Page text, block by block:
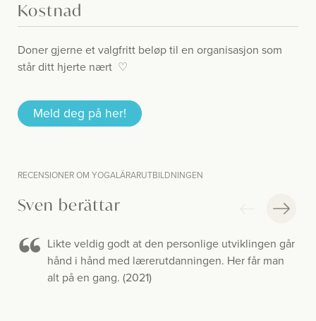
Kostnad
Doner gjerne et valgfritt beløp til en organisasjon som
står ditt hjerte nært ♡
Meld deg på her!
RECENSIONER OM YOGALÄRARUTBILDNINGEN
Sven berättar
Likte veldig godt at den personlige utviklingen går
hånd i hånd med lærerutdanningen. Her får man
alt på en gang. (2021)